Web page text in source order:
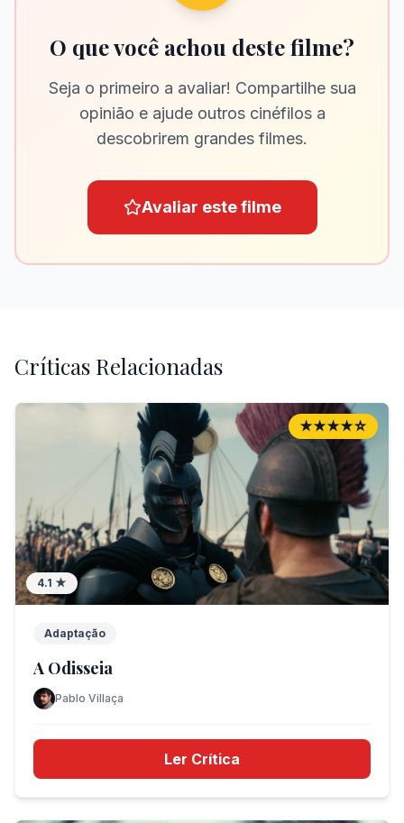
O que você achou deste filme?
Seja o primeiro a avaliar! Compartilhe sua
opinião e ajude outros cinéfilos a
descobrirem grandes filmes.
Avaliar este filme
Críticas Relacionadas
★★★★☆
4.1 ★
Adaptação
A Odisseia
Pablo Villaça
Ler Crítica